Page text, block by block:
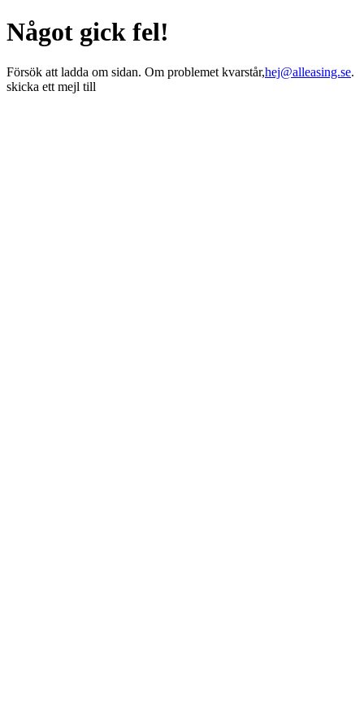
Något gick fel!
Försök att ladda om sidan. Om problemet kvarstår,hej@alleasing.se.
skicka ett mejl till